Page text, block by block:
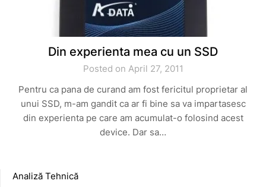
Din experienta mea cu un SSD
Posted on April 27, 2011
Pentru ca pana de curand am fost fericitul proprietar al
unui SSD, m-am gandit ca ar fi bine sa va impartasesc
din experienta pe care am acumulat-o folosind acest
device. Dar sa…
Analiză Tehnică